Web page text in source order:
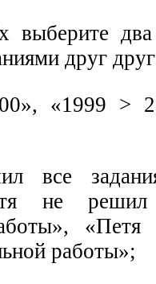
два
друг
«1999 >
все
не решил
работы»;